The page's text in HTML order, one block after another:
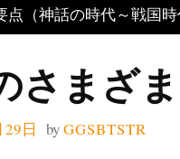
（神話の時代～戦国時
さまざ
日 byGGSBTSTR